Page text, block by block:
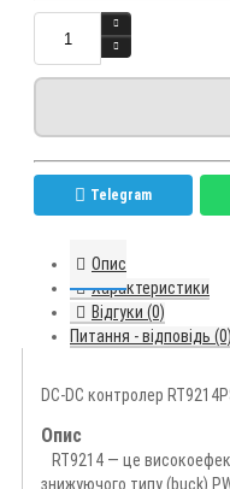
Telegram
Опис
Характеристики
Відгуки (0)
Питання - відповідь (0)
DC-DC контролер
Опис
RT9214 — це
знижуючого типу (buck)